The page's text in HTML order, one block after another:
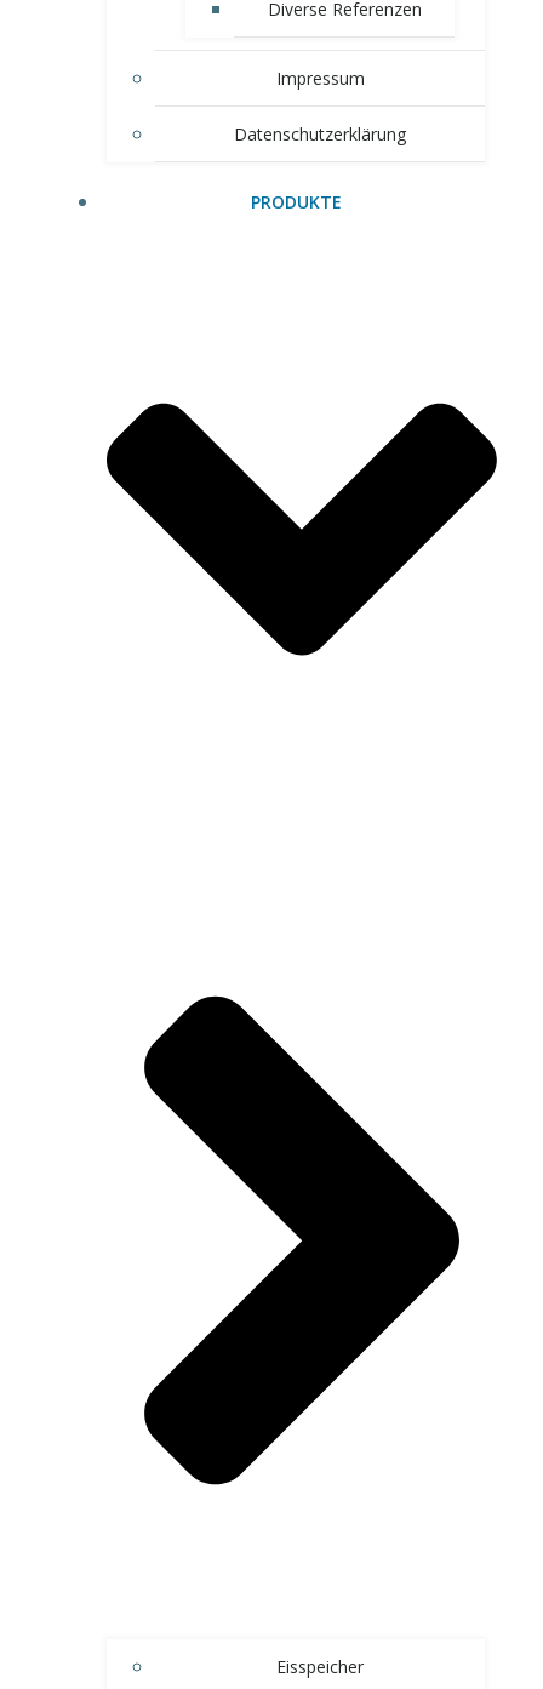
Diverse Referenzen
Impressum
Datenschutzerklärung
PRODUKTE
Eisspeicher